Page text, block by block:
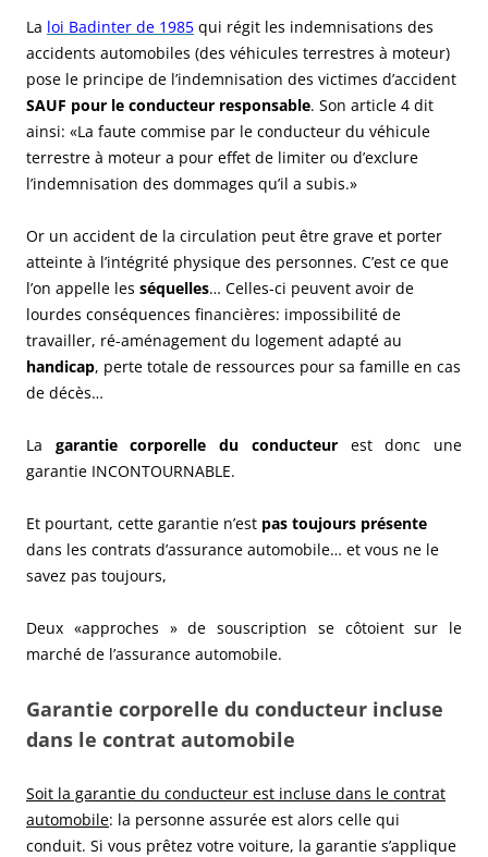
La loi Badinter de 1985 qui régit les indemnisations des
accidents automobiles (des véhicules terrestres à moteur)
pose le principe de l’indemnisation des victimes d’accident
SAUF pour le conducteur responsable. Son article 4 dit
ainsi: «La faute commise par le conducteur du véhicule
terrestre à moteur a pour effet de limiter ou d’exclure
l’indemnisation des dommages qu’il a subis.»
Or un accident de la circulation peut être grave et porter
atteinte à l’intégrité physique des personnes. C’est ce que
l’on appelle les séquelles… Celles-ci peuvent avoir de
lourdes conséquences financières: impossibilité de
travailler, ré-aménagement du logement adapté au
handicap, perte totale de ressources pour sa famille en cas
de décès…
La garantie corporelle du conducteurest donc une
garantie INCONTOURNABLE.
Et pourtant, cette garantie n’est pas toujours présente
dans les contrats d’assurance automobile… et vous ne le
savez pas toujours,
Deux «approches » de souscription se côtoient sur le
marché de l’assurance automobile.
Garantie corporelle du conducteur incluse
dans le contrat automobile
Soit la garantie du conducteur est incluse dans le contrat
automobile: la personne assurée est alors celle qui
conduit. Si vous prêtez votre voiture, la garantie s’applique